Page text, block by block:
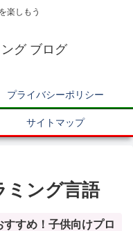
楽しもう
グ ブログ
プライバシーポリシー
サイトマップ
ミング言語
すすめ！子供向けプロ